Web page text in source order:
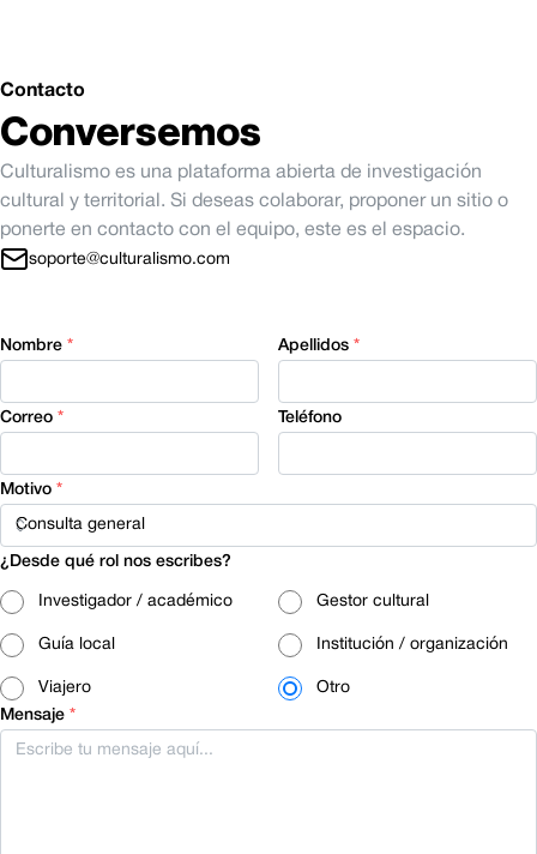
Contacto
Conversemos
Culturalismo es una plataforma abierta de investigación
cultural y territorial. Si deseas colaborar, proponer un sitio o
ponerte en contacto con el equipo, este es el espacio.
soporte@culturalismo.com
Nombre * Apellidos *
Correo * Teléfono
Motivo *
¿Desde qué rol nos escribes?
Investigador / académico Gestor cultural
Guía local Institución / organización
Viajero
Otro
Mensaje *